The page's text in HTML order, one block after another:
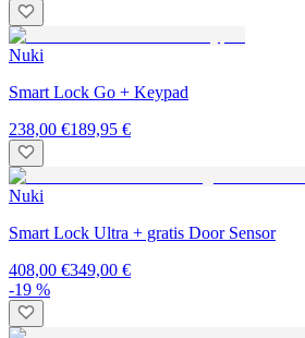
Nuki
Smart Lock Go + Keypad
238,00 €189,95 €
Nuki
Smart Lock Ultra + gratis Door Sensor
408,00 €349,00 €
-19 %